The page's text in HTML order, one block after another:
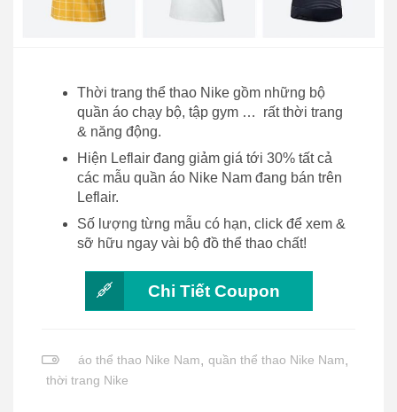
Thời trang thể thao Nike gồm những bộ
quần áo chạy bộ, tập gym … rất thời trang
& năng động.
Hiện Leflair đang giảm giá tới 30% tất cả
các mẫu quần áo Nike Nam đang bán trên
Leflair.
Số lượng từng mẫu có hạn, click để xem &
sỡ hữu ngay vài bộ đồ thể thao chất!
Chi Tiết Coupon
áo thể thao Nike Nam, quần thể thao Nike Nam,
thời trang Nike